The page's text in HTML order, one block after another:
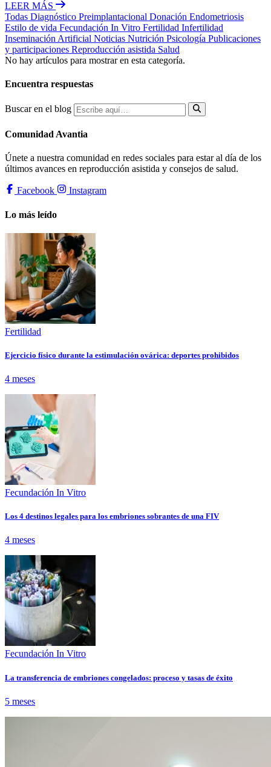
LEER MÁS
Todas Diagnóstico Preimplantacional Donación Endometriosis
Estilo de vida Fecundación In Vitro Fertilidad Infertilidad
Inseminación Artificial Noticias Nutrición Psicología Publicaciones
y participaciones Reproducción asistida Salud
No hay artículos para mostrar en esta categoría.
Encuentra respuestas
Buscar en el blog
Comunidad Avantia
Únete a nuestra comunidad en redes sociales para estar al día de los
últimos avances en reproducción asistida y consejos de salud.
Facebook Instagram
Lo más leído
Fertilidad
Ejercicio físico durante la estimulación ovárica: deportes prohibidos
4 meses
Fecundación In Vitro
Los 4 destinos legales para los embriones sobrantes de una FIV
4 meses
Fecundación In Vitro
La transferencia de embriones congelados: proceso y tasas de éxito
5 meses